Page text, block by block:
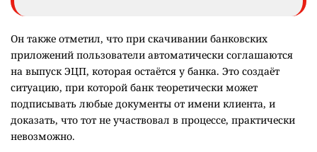
Он также отметил, что при скачивании банковских
приложений пользователи автоматически соглашаются
на выпуск ЭЦП, которая остаётся у банка. Это создаёт
ситуацию, при которой банк теоретически может
подписывать любые документы от имени клиента, и
доказать, что тот не участвовал в процессе, практически
невозможно.